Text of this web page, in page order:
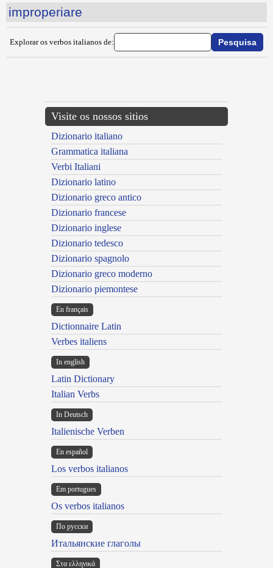
improperiare
Explorar os verbos italianos de:
Visite os nossos sitios
Dizionario italiano
Grammatica italiana
Verbi Italiani
Dizionario latino
Dizionario greco antico
Dizionario francese
Dizionario inglese
Dizionario tedesco
Dizionario spagnolo
Dizionario greco moderno
Dizionario piemontese
En français
Dictionnaire Latin
Verbes italiens
In english
Latin Dictionary
Italian Verbs
In Deutsch
Italienische Verben
En español
Los verbos italianos
Em portugues
Os verbos italianos
По русски
Итальянские глаголы
Στα ελληνικά